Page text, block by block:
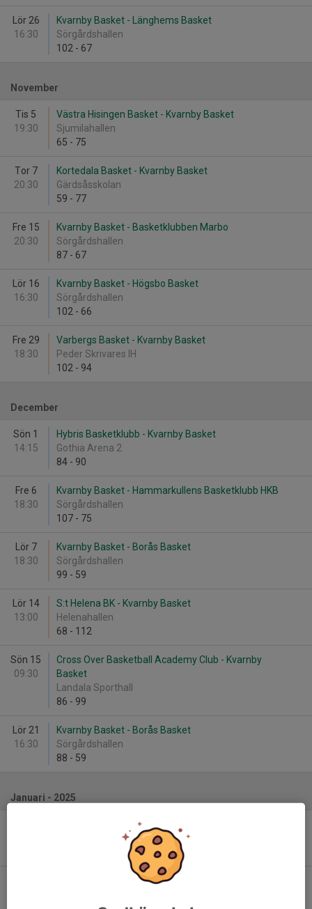
Lör 26
16:30
Kvarnby Basket - Länghems Basket
Sörgårdshallen
102 - 67
November
Tis 5
19:30
Västra Hisingen Basket - Kvarnby Basket
Sjumilahallen
65 - 75
Tor 7
20:30
Kortedala Basket - Kvarnby Basket
Gärdsåsskolan
59 - 77
Fre 15
20:30
Kvarnby Basket - Basketklubben Marbo
Sörgårdshallen
87 - 67
Lör 16
16:30
Kvarnby Basket - Högsbo Basket
Sörgårdshallen
102 - 66
Fre 29
18:30
Varbergs Basket - Kvarnby Basket
Peder Skrivares IH
102 - 94
December
Sön 1
14:15
Hybris Basketklubb - Kvarnby Basket
Gothia Arena 2
84 - 90
Fre 6
18:30
Kvarnby Basket - Hammarkullens Basketklubb HKB
Sörgårdshallen
107 - 75
Lör 7
18:30
Kvarnby Basket - Borås Basket
Sörgårdshallen
99 - 59
Lör 14
13:00
S:t Helena BK - Kvarnby Basket
Helenahallen
68 - 112
Sön 15
09:30
Cross Over Basketball Academy Club - Kvarnby
Basket
Landala Sporthall
86 - 99
Lör 21
16:30
Kvarnby Basket - Borås Basket
Sörgårdshallen
88 - 59
Januari - 2025
Lerum Basket - Kvarnby Basket
Lerums Arena C
Kvarnby Basket - KFUK-KFUM Göteborg